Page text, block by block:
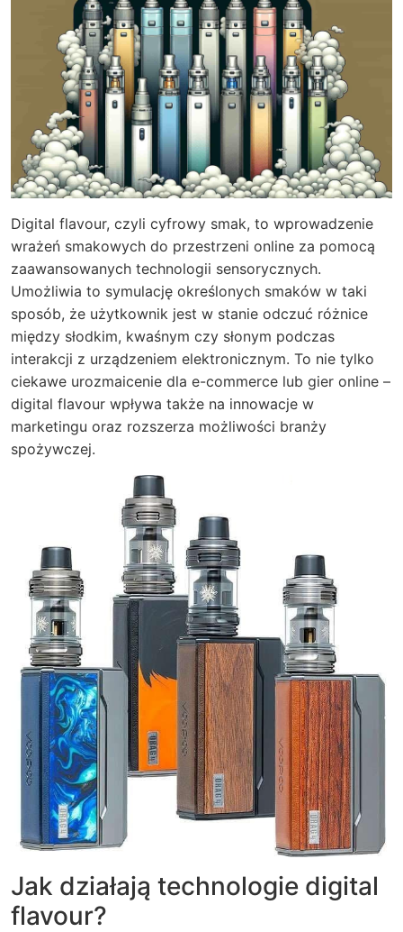
Digital flavour, czyli cyfrowy smak, to wprowadzenie
wrażeń smakowych do przestrzeni online za pomocą
zaawansowanych technologii sensorycznych.
Umożliwia to symulację określonych smaków w taki
sposób, że użytkownik jest w stanie odczuć różnice
między słodkim, kwaśnym czy słonym podczas
interakcji z urządzeniem elektronicznym. To nie tylko
ciekawe urozmaicenie dla e-commerce lub gier online –
digital flavour wpływa także na innowacje w
marketingu oraz rozszerza możliwości branży
spożywczej.
Jak działają technologie digital
flavour?